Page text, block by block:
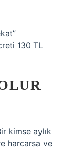
130 TL
kimse aylık
harcarsa ve